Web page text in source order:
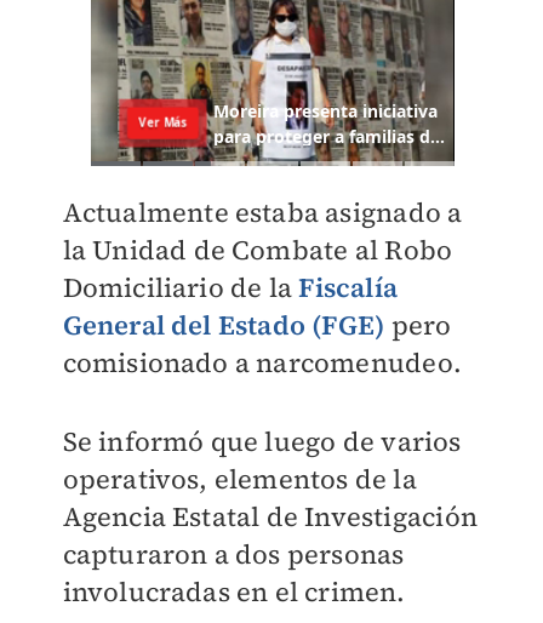
Actualmente estaba asignado a
la Unidad de Combate al Robo
Domiciliario de laFiscalía
General del Estado (FGE) pero
comisionado a narcomenudeo.
Se informó que luego de varios
operativos, elementos de la
Agencia Estatal de Investigación
capturaron a dos personas
involucradas en el crimen.